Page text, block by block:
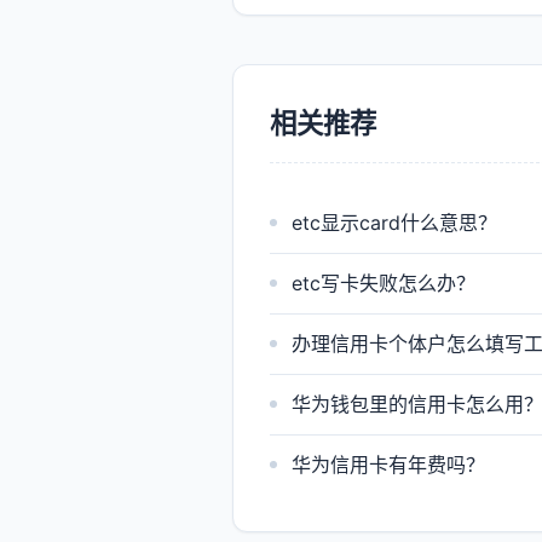
相关推荐
etc显示card什么意思？
etc写卡失败怎么办？
办理信用卡个体户怎么填写工
华为钱包里的信用卡怎么用？
华为信用卡有年费吗？